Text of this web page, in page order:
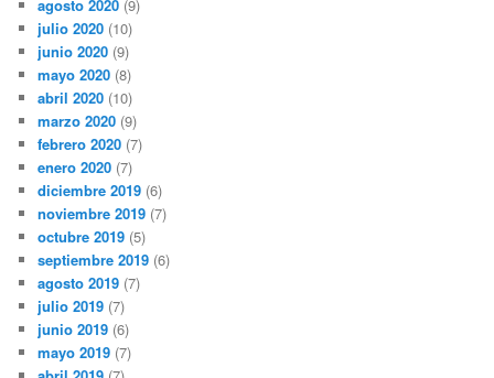
agosto 2020 (9)
julio 2020 (10)
junio 2020 (9)
mayo 2020 (8)
abril 2020 (10)
marzo 2020 (9)
febrero 2020 (7)
enero 2020 (7)
diciembre 2019 (6)
noviembre 2019 (7)
octubre 2019 (5)
septiembre 2019 (6)
agosto 2019 (7)
julio 2019 (7)
junio 2019 (6)
mayo 2019 (7)